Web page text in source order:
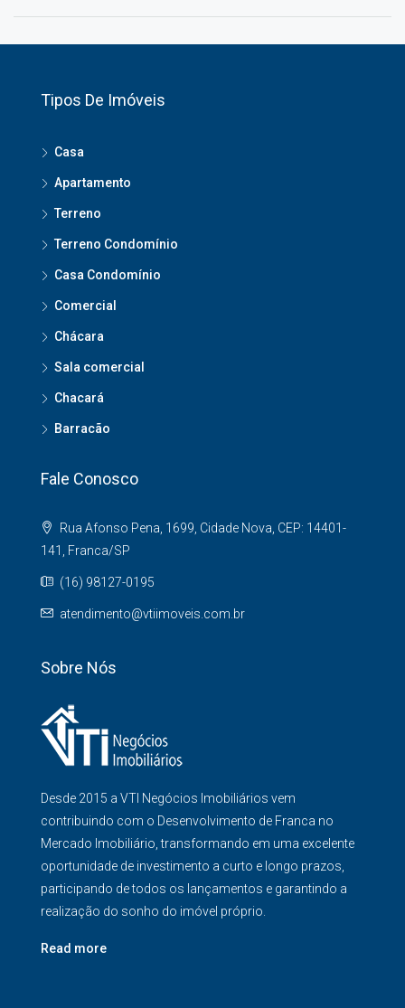
Tipos De Imóveis
Casa
Apartamento
Terreno
Terreno Condomínio
Casa Condomínio
Comercial
Chácara
Sala comercial
Chacará
Barracão
Fale Conosco
Rua Afonso Pena, 1699, Cidade Nova, CEP: 14401-
141, Franca/SP
(16) 98127-0195
atendimento@vtiimoveis.com.br
Sobre Nós
Desde 2015 a VTI Negócios Imobiliários vem
contribuindo com o Desenvolvimento de Franca no
Mercado Imobiliário, transformando em uma excelente
oportunidade de investimento a curto e longo prazos,
participando de todos os lançamentos e garantindo a
realização do sonho do imóvel próprio.
Read more